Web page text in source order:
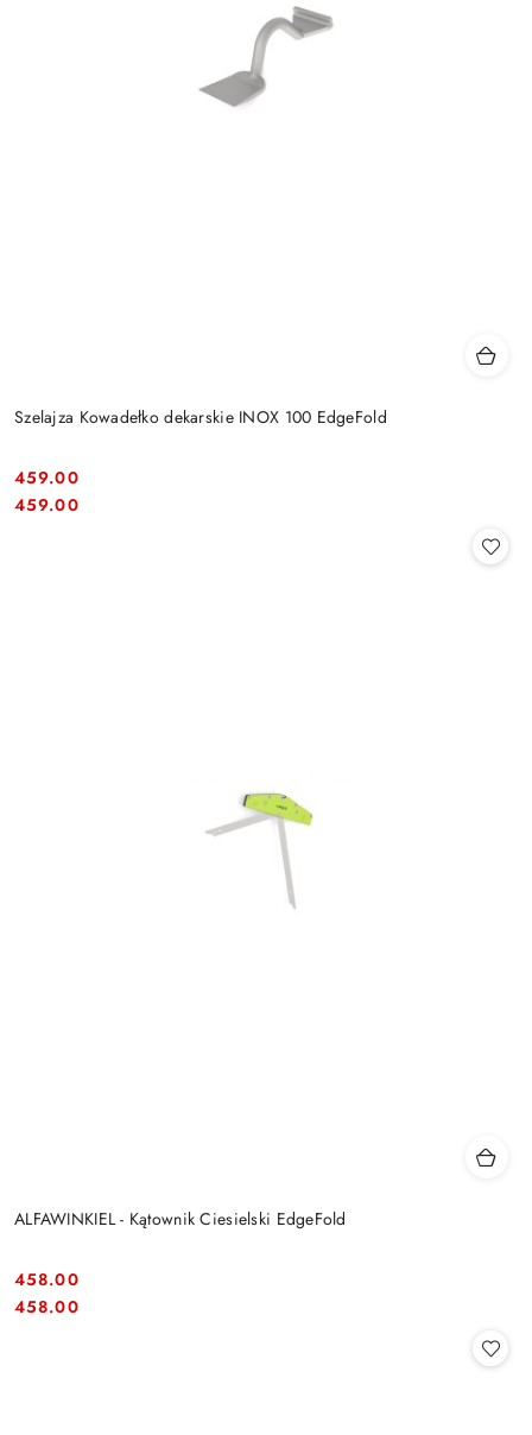
Szelajza Kowadełko dekarskie INOX 100 EdgeFold
Cena:
459.00
Cena:
459.00
ALFAWINKIEL - Kątownik Ciesielski EdgeFold
Cena:
458.00
Cena:
458.00